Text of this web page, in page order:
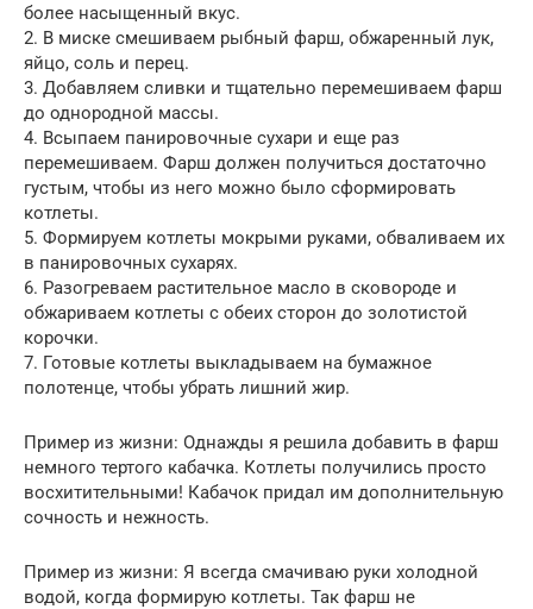
более насыщенный вкус.
2. В миске смешиваем рыбный фарш, обжаренный лук,
яйцо, соль и перец.
3. Добавляем сливки и тщательно перемешиваем фарш
до однородной массы.
4. Всыпаем панировочные сухари и еще раз
перемешиваем. Фарш должен получиться достаточно
густым, чтобы из него можно было сформировать
котлеты.
5. Формируем котлеты мокрыми руками, обваливаем их
в панировочных сухарях.
6. Разогреваем растительное масло в сковороде и
обжариваем котлеты с обеих сторон до золотистой
корочки.
7. Готовые котлеты выкладываем на бумажное
полотенце, чтобы убрать лишний жир.
Пример из жизни: Однажды я решила добавить в фарш
немного тертого кабачка. Котлеты получились просто
восхитительными! Кабачок придал им дополнительную
сочность и нежность.
Пример из жизни: Я всегда смачиваю руки холодной
водой, когда формирую котлеты. Так фарш не